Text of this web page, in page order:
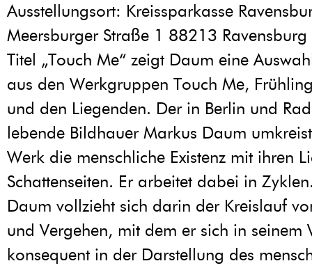
Ausstellungsort: Kreissparkasse
Meersburger Straße 1 88213
Titel „Touch Me“ zeigt Daum eine
aus den Werkgruppen Touch Me,
und den Liegenden. Der in Berlin und
lebende Bildhauer Markus Daum
Werk die menschliche Existenz mit ihren
Schattenseiten. Er arbeitet dabei in
Daum vollzieht sich darin der Kreislauf
und Vergehen, mit dem er sich in seinem
konsequent in der Darstellung des